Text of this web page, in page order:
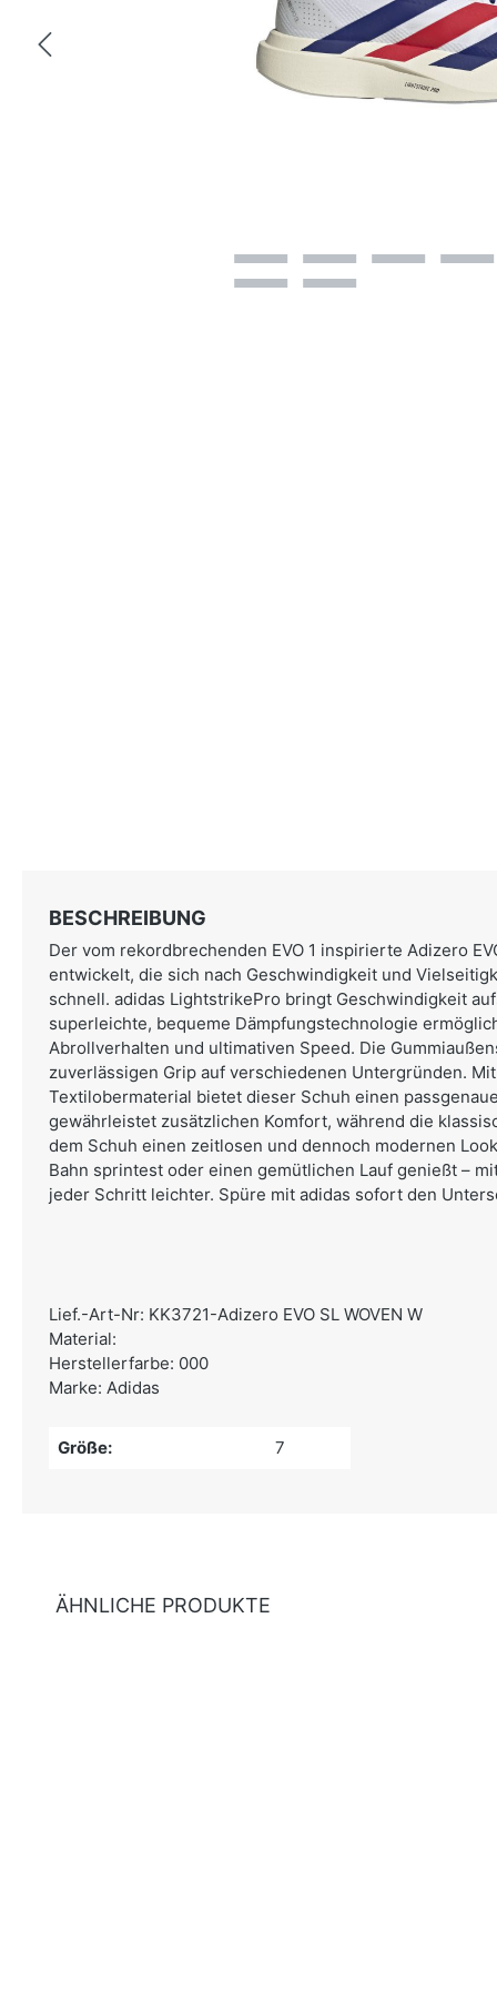
BESCHREIBUNG
Der vom rekordbrechenden EVO 1 inspirierte Adizero
entwickelt, die sich nach Geschwindigkeit und
schnell. adidas LightstrikePro bringt Geschwindigkeit
superleichte, bequeme Dämpfungstechnologie
Abrollverhalten und ultimativen Speed. Die
zuverlässigen Grip auf verschiedenen Untergründen.
Textilobermaterial bietet dieser Schuh einen
gewährleistet zusätzlichen Komfort, während die
dem Schuh einen zeitlosen und dennoch modernen
Bahn sprintest oder einen gemütlichen Lauf genießt –
jeder Schritt leichter. Spüre mit adidas sofort den
Lief.-Art-Nr: KK3721-Adizero EVO SL WOVEN W
Material:
Herstellerfarbe: 000
Marke: Adidas
Größe: 7
ÄHNLICHE PRODUKTE